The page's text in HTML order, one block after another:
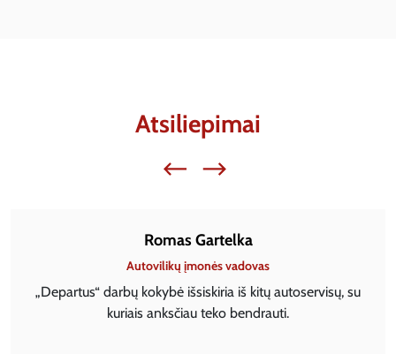
Atsiliepimai
Romas Gartelka
Autovilikų įmonės vadovas
„Departus“ darbų kokybė išsiskiria iš kitų autoservisų, su
kuriais anksčiau teko bendrauti.